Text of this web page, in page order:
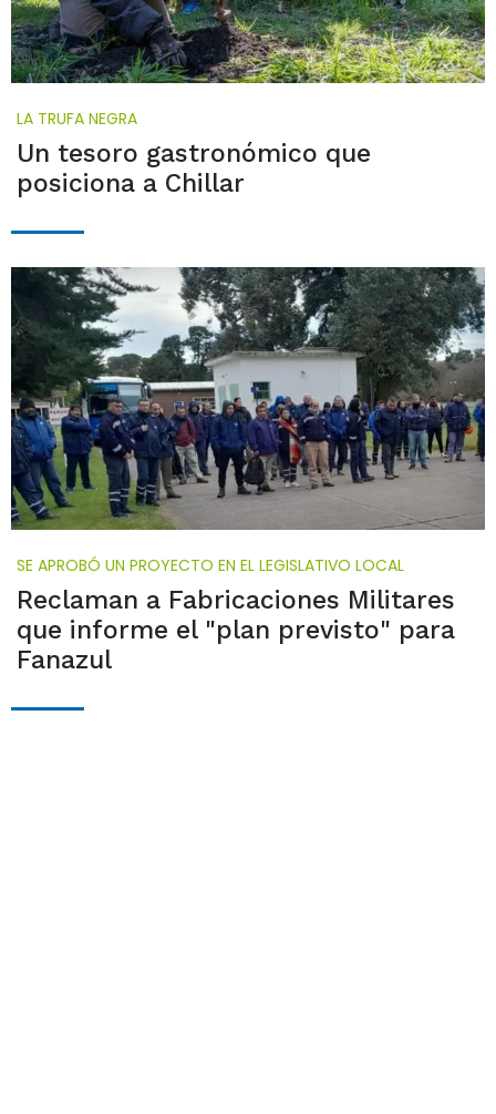
LA TRUFA NEGRA
Un tesoro gastronómico que
posiciona a Chillar
SE APROBÓ UN PROYECTO EN EL LEGISLATIVO LOCAL
Reclaman a Fabricaciones Militares
que informe el "plan previsto" para
Fanazul